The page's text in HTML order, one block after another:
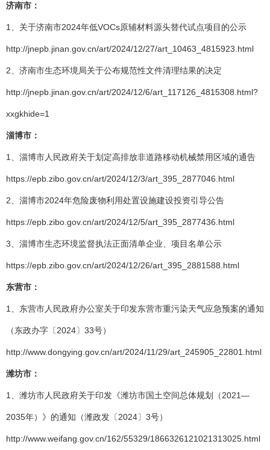
济南市：
1、关于济南市2024年低VOCs原辅材料源头替代试点项目的公示
http://jnepb.jinan.gov.cn/art/2024/12/27/art_10463_4815923.html
2、济南市生态环境局关于公布规范性文件清理结果的决定
http://jnepb.jinan.gov.cn/art/2024/12/6/art_117126_4815308.html?
xxgkhide=1
淄博市：
1、淄博市人民政府关于划定高排放非道路移动机械禁用区域的通告
https://epb.zibo.gov.cn/art/2024/12/3/art_395_2877046.html
2、淄博市2024年危险废物利用处置设施建设投资引导公告
https://epb.zibo.gov.cn/art/2024/12/5/art_395_2877436.html
3、淄博市生态环境监督执法正面清单企业、项目名单公示
https://epb.zibo.gov.cn/art/2024/12/26/art_395_2881588.html
东营市：
1、东营市人民政府办公室关于印发东营市重污染天气应急预案的通知
（东政办字〔2024〕33号）
http://www.dongying.gov.cn/art/2024/11/29/art_245905_22801.html
潍坊市：
1、潍坊市人民政府关于印发《潍坊市国土空间总体规划（2021—
2035年）》的通知（潍政发〔2024〕3号）
http://www.weifang.gov.cn/162/55329/1866326121021313025.html